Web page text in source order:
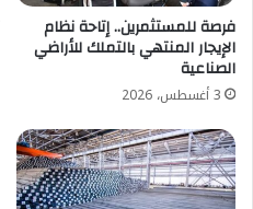
فرصة للمستثمرين.. إتاحة نظام
الإيجار المنتهي بالتملك للأراضي
الصناعية
3 أغسطس، 2026